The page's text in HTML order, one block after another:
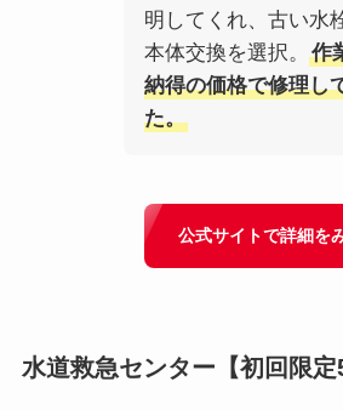
明してくれ、古い水
本体交換を選択。
作
納得の価格で修理し
た。
公式サイトで詳細を
水道救急センター 【初回限